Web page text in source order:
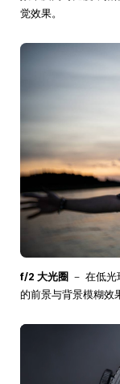
觉效果。
f/2 大光圈 － 在低
的前景与背景模糊效